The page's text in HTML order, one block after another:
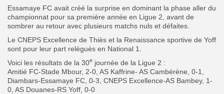
Essamaye FC avait créé la surprise en dominant la phase aller du
championnat pour sa première année en Ligue 2, avant de
sombrer au retour avec plusieurs matchs nuls et défaites.
Le CNEPS Excellence de Thiès et la Renaissance sportive de Yoff
sont pour leur part relégués en National 1.
Voici les résultats de la 30e journée de la Ligue 2 :
Amitié FC-Stade Mbour, 2-0, AS Kaffrine- AS Cambérène, 0-1,
Diambars-Essamaye FC, 0-3, CNEPS Excellence-AS Bambey, 1-
0, AS Douanes-RS Yoff, 0-0